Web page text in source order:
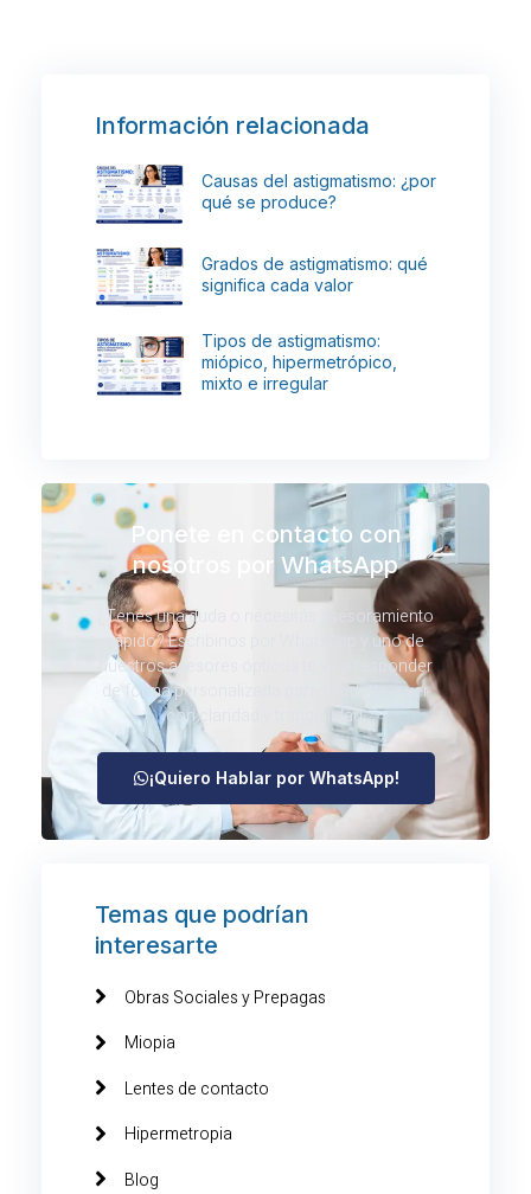
Información relacionada
Causas del astigmatismo: ¿por
qué se produce?
Grados de astigmatismo: qué
significa cada valor
Tipos de astigmatismo:
miópico, hipermetrópico,
mixto e irregular
Ponete en contacto con
nosotros por WhatsApp
¿Tenés una duda o necesitás asesoramiento
rápido? Escribinos por WhatsApp y uno de
nuestros asesores ópticos te va a responder
de forma personalizada para ayudarte a ver
con claridad y tranquilidad.
¡Quiero Hablar por WhatsApp!
Temas que podrían
interesarte
Obras Sociales y Prepagas
Miopia
Lentes de contacto
Hipermetropia
Blog